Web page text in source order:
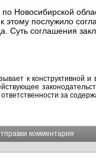
Новосибирской
этому послужило
Суть соглашения
к конструктивной
за
комментария